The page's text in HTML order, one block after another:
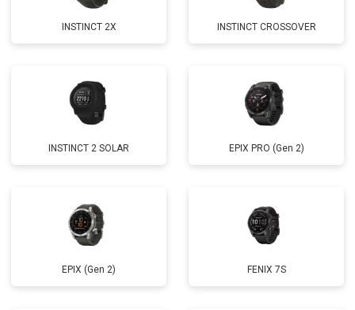
INSTINCT 2X INSTINCT CROSSOVER
INSTINCT 2 SOLAR EPIX PRO (Gen 2)
EPIX (Gen 2) FENIX 7S